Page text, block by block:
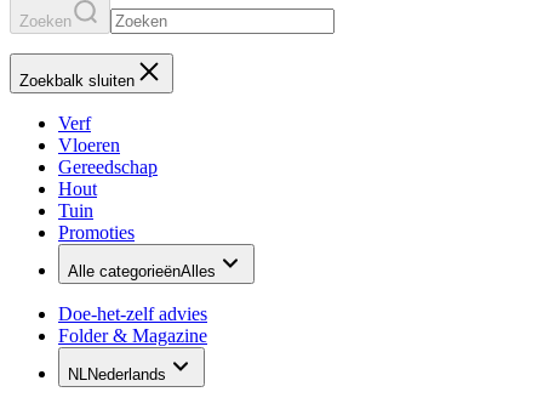
Zoeken
Zoekbalk sluiten
Verf
Vloeren
Gereedschap
Hout
Tuin
Promoties
Alle categorieënAlles
Doe-het-zelf advies
Folder & Magazine
NLNederlands